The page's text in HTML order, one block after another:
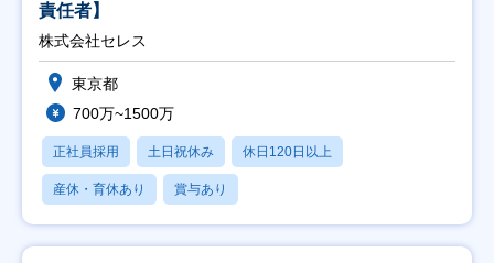
責任者】
株式会社セレス
東京都
700万~1500万
正社員採用 土日祝休み 休日120日以上
産休・育休あり 賞与あり